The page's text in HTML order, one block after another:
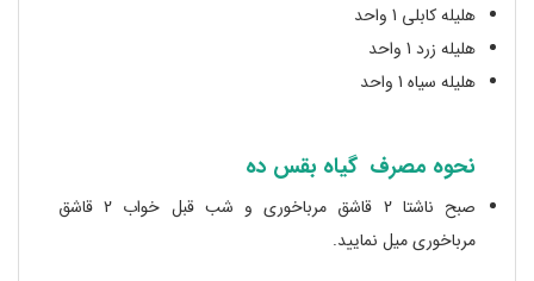
هلیله کابلی 1 واحد
هلیله زرد 1 واحد
هلیله سیاه 1 واحد
نحوه مصرف گیاه بقس ده
صبح ناشتا 2 قاشق مرباخوری و شب قبل خواب 2 قاشق
مرباخوری میل نمایید.